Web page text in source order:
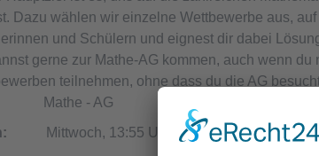
Dazu wählen wir einzelne Wettbewerbe aus,
und Schülern und eignest dir dabei
gerne zur Mathe-AG kommen, auch wenn
teilnehmen, ohne dass du die AG
Mathe - AG
Mittwoch, 13:55 Uhr - 15:25 Uhr